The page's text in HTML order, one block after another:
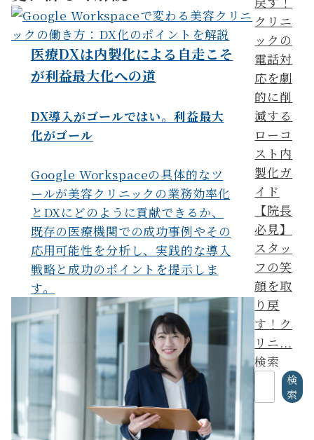
医療DXは内製化による自走こそ
が利益最大化への道
DX導入がゴールではい。利益最大
化がゴール
Google Workspaceの具体的なツ
ールが美容クリニックの業務効率化
とDXにどのように貢献できるか、
既存の医療機関での成功事例やその
応用可能性を分析し、実践的な導入
戦略と成功のポイントを提示しま
す。
【院長
必見】
スタッ
フの笑
顔を取
り戻
す！ク
リニ...
検索
検
索